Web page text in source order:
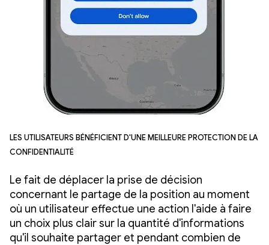
Les utilisateurs bénéficient d'une meilleure protection de la
confidentialité
Le fait de déplacer la prise de décision
concernant le partage de la position au moment
où un utilisateur effectue une action l'aide à faire
un choix plus clair sur la quantité d'informations
qu'il souhaite partager et pendant combien de